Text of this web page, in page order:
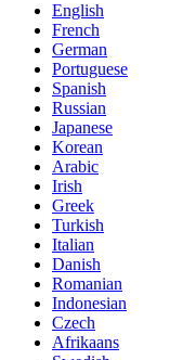
English
French
German
Portuguese
Spanish
Russian
Japanese
Korean
Arabic
Irish
Greek
Turkish
Italian
Danish
Romanian
Indonesian
Czech
Afrikaans